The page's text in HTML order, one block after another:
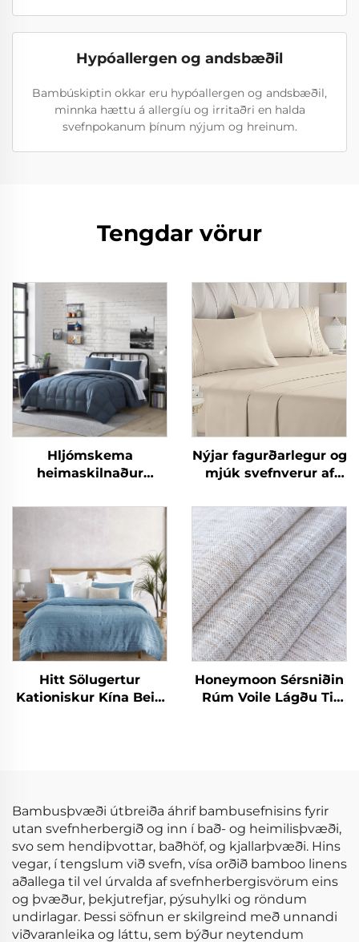
Hypóallergen og andsbæðil
Bambúskiptin okkar eru hypóallergen og andsbæðil,
minnka hættu á allergíu og irritaðri en halda
svefnpokanum þínum nýjum og hreinum.
Tengdar vörur
Hljómskema
heimaskilnaður
hluta
Nýjar fagurðarlegur og
mjúk svefnverur af
bómull 90gsm
fyrirheituð ólíkind
svefnverur fyrir allar
árstíðir
Hitt Sölugertur
Kationiskur Kína Bein
Honeymoon Sérsniðin
Rúm Voile Lágðu Til
Bambusþvæði útbreiða áhrif bambusefnisins fyrir
utan svefnherbergið og inn í bað- og heimilisþvæði,
svo sem hendiþvottar, baðhöf, og kjallarþvæði. Hins
vegar, í tengslum við svefn, vísa orðið bamboo linens
aðallega til vel úrvalda af svefnherbergisvörum eins
og þvæður, þekjutrefjar, pýsuhylki og röndum
undirlagar. Þessi söfnun er skilgreind með unnandi
viðvaranleika og láttu, sem býður neytendum